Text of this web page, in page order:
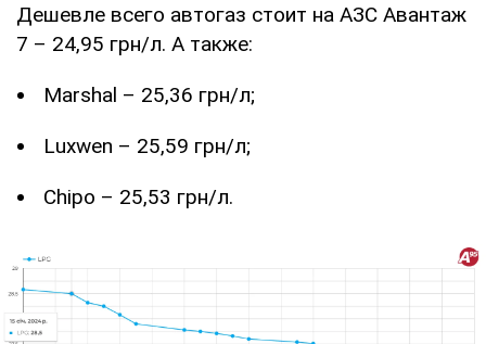
Дешевле всего автогаз стоит на АЗС Авантаж
7 – 24,95 грн/л. А также:
Marshal – 25,36 грн/л;
Luxwen – 25,59 грн/л;
Chipo – 25,53 грн/л.